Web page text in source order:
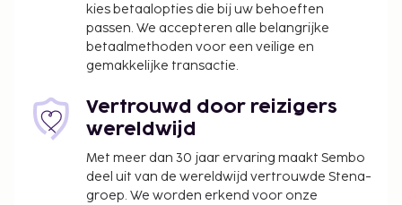
kies betaalopties die bij uw behoeften
passen. We accepteren alle belangrijke
betaalmethoden voor een veilige en
gemakkelijke transactie.
Vertrouwd door reizigers
wereldwijd
Met meer dan 30 jaar ervaring maakt Sembo
deel uit van de wereldwijd vertrouwde Stena-
groep. We worden erkend voor onze